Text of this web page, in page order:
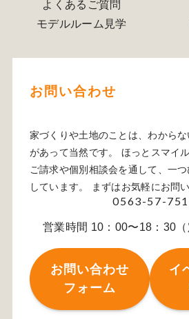
よくあるご質問
モデルルーム見学
お問い合わせ
家づくりや土地のことは、わから
があって当然です。 ほっとスマイ
ご請求や個別相談会を通して、一
しています。 まずはお気軽にお問
0563-57-
営業時間 10：00〜18：30（
お問い合わせ
フォーム
イ